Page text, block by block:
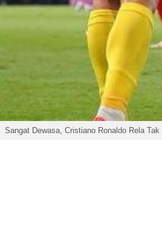
Sangat Dewasa, Cristiano Ronaldo Rela